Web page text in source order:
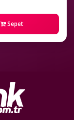
Sepet